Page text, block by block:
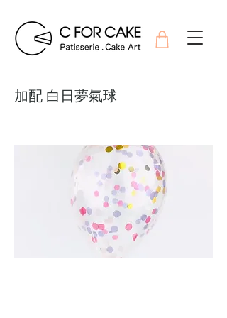
加配 白日夢氣球